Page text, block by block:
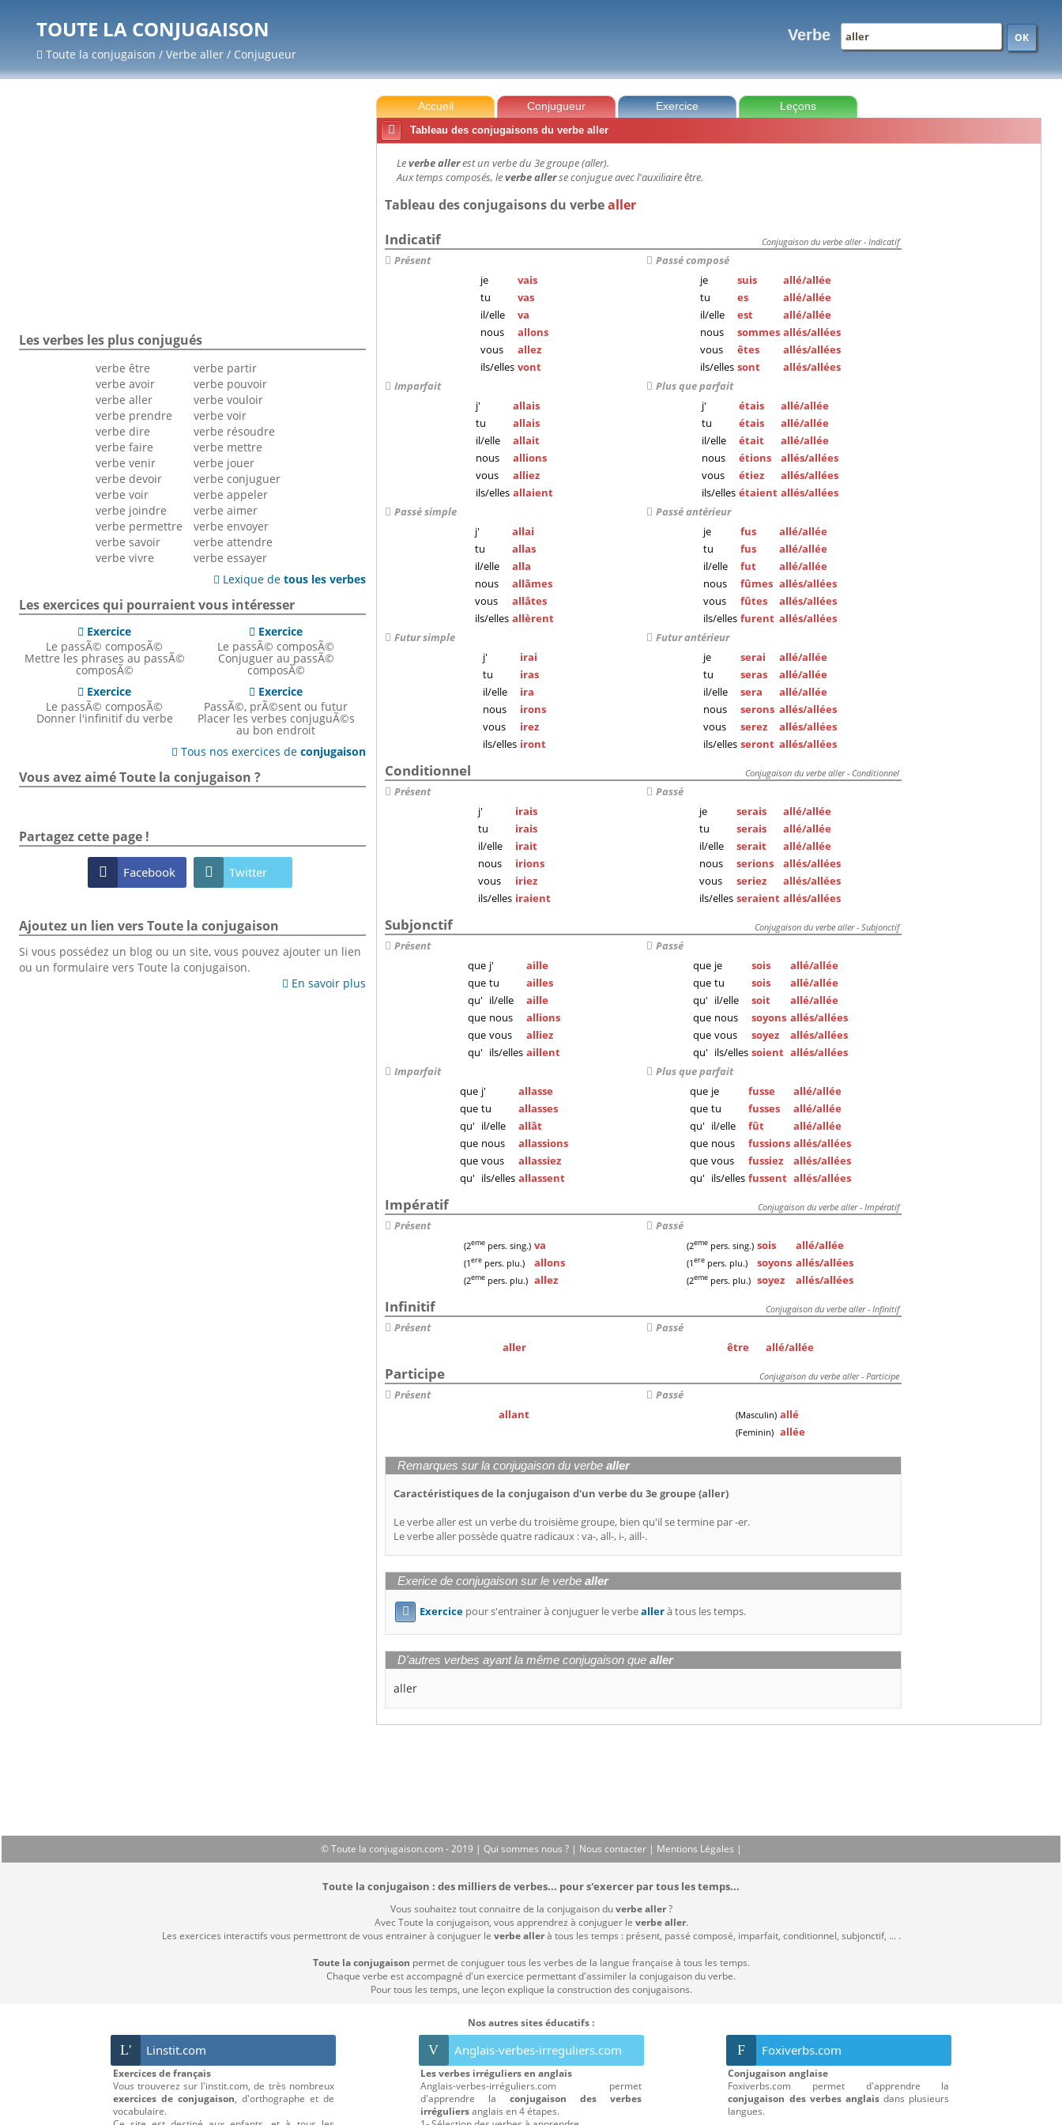
TOUTE LA CONJUGAISON
Toute la conjugaison / Verbe aller / Conjugueur
Verbe OK
Accueil Conjugueur Exercice
Leçons

Tableau des conjugaisons du verbe aller
Leverbe allerest un verbe du 3e groupe (aller).
Aux temps composés, leverbe allerse conjugue avec l'auxiliaire être.
Tableau des conjugaisons du verbealler
Conjugaison du verbe aller - Indicatif
Indicatif
Présent
je
vais
tu
vas
il/elle
va
nous
allons
vous
allez
ils/elles vont
Passé composé
je
suis
allé/allée
tu
es
allé/allée
il/elle
est
allé/allée
nous
sommes allés/allées
vous
êtes
allés/allées
ils/elles sont
allés/allées
Imparfait
j'
allais
tu
allais
il/elle
allait
nous
allions
vous
alliez
ils/elles allaient
Plus que parfait
j'
étais
allé/allée
tu
étais
allé/allée
il/elle
était
allé/allée
nous
étions
allés/allées
vous
étiez
allés/allées
ils/elles étaient allés/allées
Passé simple
j'
allai
tu
allas
il/elle
alla
nous
allâmes
vous
allâtes
ils/elles allèrent
Passé antérieur
je
fus
allé/allée
tu
fus
allé/allée
il/elle
fut
allé/allée
nous
fûmes allés/allées
vous
fûtes
allés/allées
ils/elles furent allés/allées
Futur simple
j'
irai
tu
iras
il/elle
ira
nous
irons
vous
irez
ils/elles iront
Futur antérieur
je
serai
allé/allée
tu
seras
allé/allée
il/elle
sera
allé/allée
nous
serons allés/allées
vous
serez
allés/allées
ils/elles seront allés/allées
Conjugaison du verbe aller - Conditionnel
Conditionnel
Présent
j'
irais
tu
irais
il/elle
irait
nous
irions
vous
iriez
ils/elles iraient
Passé
je
serais
allé/allée
tu
serais
allé/allée
il/elle
serait
allé/allée
nous
serions
allés/allées
vous
seriez
allés/allées
ils/elles seraient allés/allées
Conjugaison du verbe aller - Subjonctif
Subjonctif
Présent
que j'
aille
que tu
ailles
qu' il/elle
aille
que nous
allions
que vous
alliez
qu' ils/elles aillent
Passé
que je sois
allé/allée
que tu sois
allé/allée
qu' il/elle soit
allé/allée
que nous soyons allés/allées
que vous soyez
allés/allées
qu' ils/elles soient allés/allées
Imparfait
que j'
allasse
que tu
allasses
qu' il/elle
allât
que nous
allassions
que vous
allassiez
qu' ils/elles allassent
Plus que parfait
que je fusse
allé/allée
que tu fusses
allé/allée
qu' il/elle fût
allé/allée
que nous fussions allés/allées
que vous fussiez
allés/allées
qu' ils/elles fussent allés/allées
Conjugaison du verbe aller - Impératif
Impératif
Présent
(2emepers. sing.) va
(1erepers. plu.) allons
(2emepers. plu.) allez
Passé
(2eme pers. sing.) sois allé/allée
(1ere pers. plu.) soyons allés/allées
(2eme pers. plu.) soyez allés/allées
Conjugaison du verbe aller - Infinitif
Infinitif
Présent
aller
Passé
être
allé/allée
Conjugaison du verbe aller - Participe
Participe
Présent
allant
Passé
(Masculin) allé
(Feminin) allée
Remarques sur la conjugaison du verbealler
Caractéristiques de la conjugaison d'un verbe du 3e groupe (aller)
Le verbe aller est un verbe du troisième groupe, bien qu'il se termine par -er.
Le verbe aller possède quatre radicaux : va-, all-, i-, aill-.
Exerice de conjugaison sur le verbealler
 Exercice pour s'entrainer à conjuguer le verbeallerà tous les temps.
D'autres verbes ayant la même conjugaison quealler
aller
Les verbes les plus conjugués
verbe être
verbe avoir
verbe aller
verbe prendre
verbe dire
verbe faire
verbe venir
verbe devoir
verbe voir
verbe joindre
verbe permettre
verbe savoir
verbe vivre
verbe partir
verbe pouvoir
verbe vouloir
verbe voir
verbe résoudre
verbe mettre
verbe jouer
verbe conjuguer
verbe appeler
verbe aimer
verbe envoyer
verbe attendre
verbe essayer
 Lexique detous les verbes
Les exercices qui pourraient vous intéresser
 Exercice
Le passÃ© composÃ©
Mettre les phrases au passÃ©
composÃ©
 Exercice
Le passÃ© composÃ©
Conjuguer au passÃ©
composÃ©
 Exercice
Le passÃ© composÃ©
Donner l'infinitif du verbe
 Exercice
PassÃ©, prÃ©sent ou futur
Placer les verbes conjuguÃ©s
au bon endroit
 Tous nos exercices deconjugaison
Vous avez aimé Toute la conjugaison ?
Partagez cette page !
 Facebook  Twitter
Ajoutez un lien vers Toute la conjugaison
Si vous possédez un blog ou un site, vous pouvez ajouter un lien
ou un formulaire vers Toute la conjugaison.
 En savoir plus
© Toute la conjugaison.com - 2019 | Qui sommes nous ? | Nous contacter | Mentions Légales |
Toute la conjugaison : des milliers de verbes... pour s'exercer par tous les temps...
Vous souhaitez tout connaitre de la conjugaison duverbe aller?
Avec Toute la conjugaison, vous apprendrez à conjuguer le verbe aller.
Les exercices interactifs vous permettront de vous entrainer à conjuguer le verbe allerà tous les temps : présent, passé composé, imparfait, conditionnel, subjonctif, ... .
Toute la conjugaison permet de conjuguer tous les verbes de la langue française à tous les temps.
Chaque verbe est accompagné d'un exercice permettant d'assimiler la conjugaison du verbe.
Pour tous les temps, une leçon explique la construction des conjugaisons.
Nos autres sites éducatifs :
L' Linstit.com
Exercices de français
Vous trouverez sur l'instit.com, de très nombreux
exercices de conjugaison, d'orthographe et de
vocabulaire.
V Anglais-verbes-irreguliers.com
Les verbes irréguliers en anglais
Anglais-verbes-irréguliers.com permet
d'apprendre la conjugaison des verbes
irréguliersanglais en 4 étapes.
F Foxiverbs.com
Conjugaison anglaise
Foxiverbs.com permet d'apprendre la
conjugaison des verbes anglaisdans plusieurs
langues.